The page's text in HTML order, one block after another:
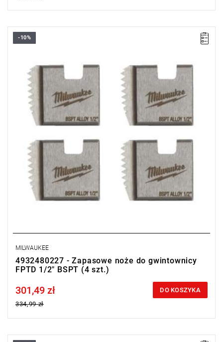
Noże zapasowe do gwintownicy charakteryzują się wysoką
-10%
MILWAUKEE
4932480227 - Zapasowe noże do gwintownicy
FPTD 1/2" BSPT (4 szt.)
Price tax included
301,49 zł
334,99 zł
DO KOSZYKA